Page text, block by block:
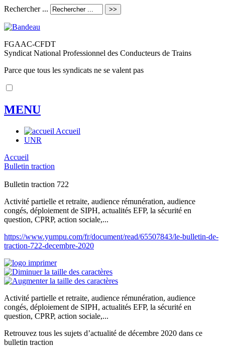
Rechercher ...
FGAAC-CFDT
Syndicat National Professionnel des Conducteurs de Trains
Parce que tous les syndicats ne se valent pas
MENU
Accueil
UNR
Accueil
Bulletin traction
Bulletin traction 722
Activité partielle et retraite, audience rémunération, audience
congés, déploiement de SIPH, actualités EFP, la sécurité en
question, CPRP, action sociale,...
https://www.yumpu.com/fr/document/read/65507843/le-bulletin-de-
traction-722-decembre-2020
Activité partielle et retraite, audience rémunération, audience
congés, déploiement de SIPH, actualités EFP, la sécurité en
question, CPRP, action sociale,...
Retrouvez tous les sujets d’actualité de décembre 2020 dans ce
bulletin traction